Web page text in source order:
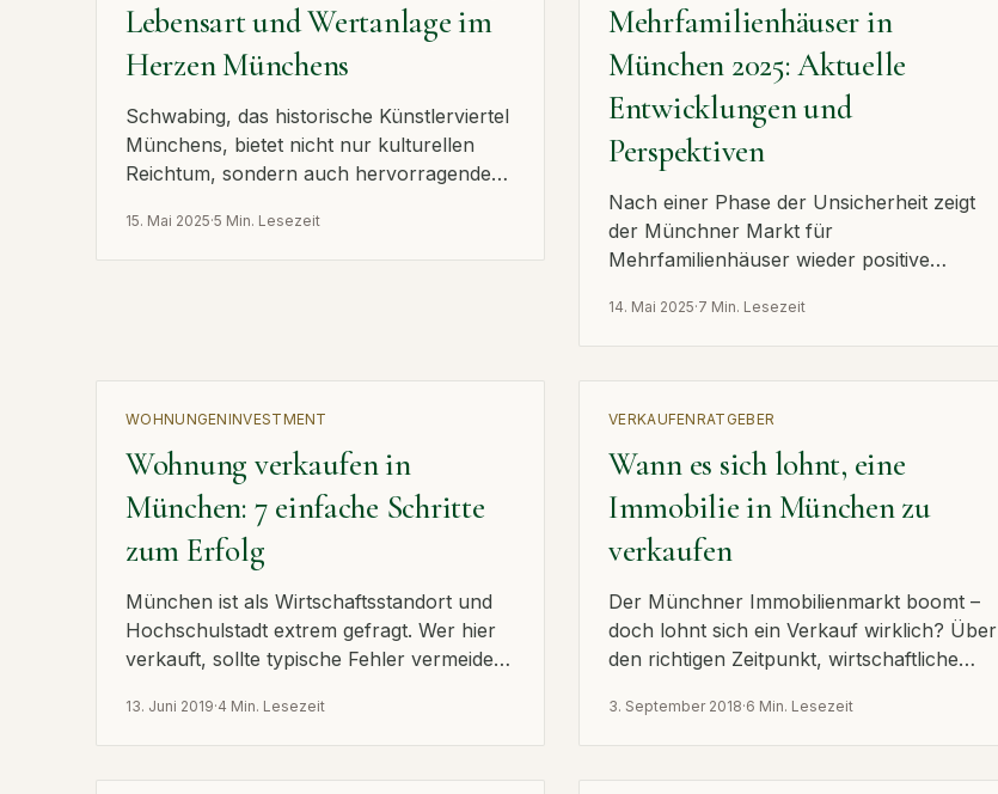
Lebensart und Wertanlage im
Herzen Münchens
Schwabing, das historische Künstlerviertel
Münchens, bietet nicht nur kulturellen
Reichtum, sondern auch hervorragende
15. Mai 2025·5 Min. Lesezeit
Mehrfamilienhäuser in
München 2025: Aktuelle
Entwicklungen und
Perspektiven
Nach einer Phase der Unsicherheit zeigt
der Münchner Markt für
Mehrfamilienhäuser wieder positive
Investorenaktivität prägen das Bild.
14. Mai 2025·7 Min. Lesezeit
WOHNUNGENINVESTMENT
Wohnung verkaufen in
München: 7 einfache Schritte
zum Erfolg
München ist als Wirtschaftsstandort und
Hochschulstadt extrem gefragt. Wer hier
verkauft, sollte typische Fehler vermeiden
13. Juni 2019·4 Min. Lesezeit
VERKAUFENRATGEBER
Wann es sich lohnt, eine
Immobilie in München zu
verkaufen
Der Münchner Immobilienmarkt boomt –
doch lohnt sich ein Verkauf wirklich? Über
den richtigen Zeitpunkt, wirtschaftliche
3. September 2018·6 Min. Lesezeit